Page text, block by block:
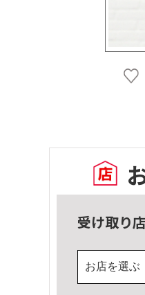
受け取り
お店を選ぶ